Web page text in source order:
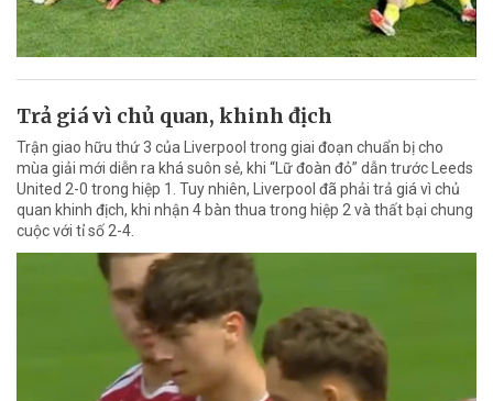
Trả giá vì chủ quan, khinh địch
Trận giao hữu thứ 3 của Liverpool trong giai đoạn chuẩn bị cho
mùa giải mới diễn ra khá suôn sẻ, khi “Lữ đoàn đỏ” dẫn trước Leeds
United 2-0 trong hiệp 1. Tuy nhiên, Liverpool đã phải trả giá vì chủ
quan khinh địch, khi nhận 4 bàn thua trong hiệp 2 và thất bại chung
cuộc với tỉ số 2-4.